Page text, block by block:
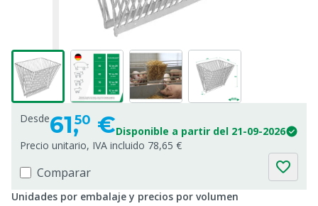
Desde61,50 €Disponible a partir del 21-09-2026
Precio unitario, IVA incluido 78,65 €
Comparar
Unidades por embalaje y precios por volumen